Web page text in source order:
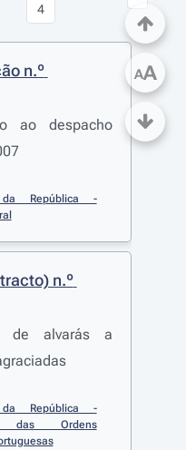
4
n.º
ao despacho
da República -
n.º
de alvarás a
da República -
das Ordens
AA